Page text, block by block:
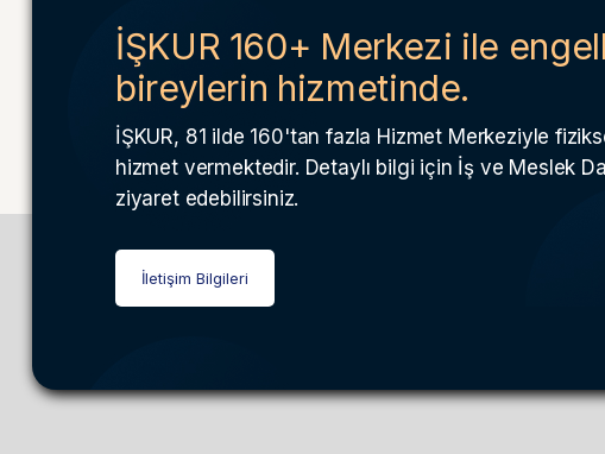
İŞKUR 160+ Merkezi ile
bireylerin hizmetinde.
İŞKUR, 81 ilde 160'tan fazla Hizmet Merkeziyle
hizmet vermektedir. Detaylı bilgi için İş ve Meslek
ziyaret edebilirsiniz.
İletişim Bilgileri